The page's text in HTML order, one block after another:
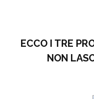
ECCO I TRE
NON